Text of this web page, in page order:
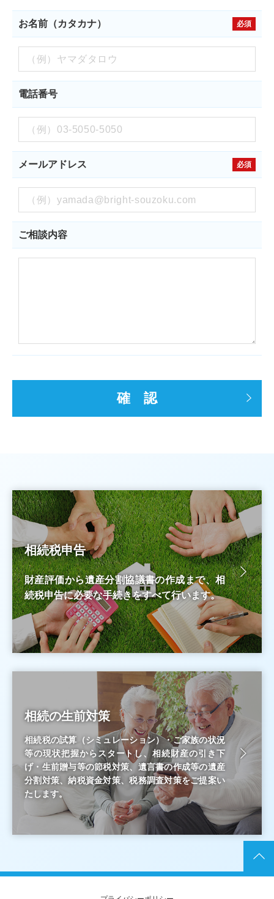
お名前（カタカナ） 必須
電話番号
メールアドレス 必須
ご相談内容
確 認
相続税申告
財産評価から遺産分割協議書の作成まで、相
続税申告に必要な手続きをすべて行います。
相続の生前対策
相続税の試算（シミュレーション）・ご家族の状況
等の現状把握からスタートし、相続財産の引き下
げ・生前贈与等の節税対策、遺言書の作成等の遺産
分割対策、納税資金対策、税務調査対策をご提案い
たします。